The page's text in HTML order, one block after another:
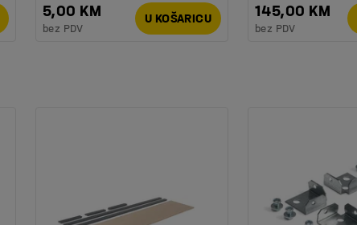
5,00 KM
bez PDV
U KOŠARICU 145,00 KM
bez PDV